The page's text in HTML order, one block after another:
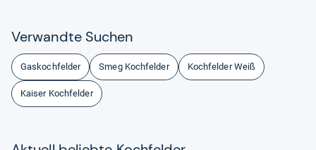
Ver­wandte Suchen
Gaskochfelder Smeg Kochfelder Kochfelder Weiß
Kaiser Kochfelder